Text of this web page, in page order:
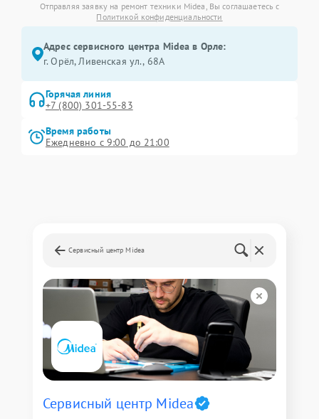
Отправляя заявку на ремонт техники Midea, Вы соглашаетесь с
Политикой конфиденциальности
Адрес сервисного центра Midea в Орле:
г. Орёл, Ливенская ул., 68А
Горячая линия
+7 (800) 301-55-83
Время работы
Ежедневно с 9:00 до 21:00
Сервисный центр Midea
Сервисный центр Midea